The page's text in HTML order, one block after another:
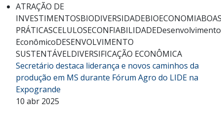
ATRAÇÃO DE
INVESTIMENTOSBIODIVERSIDADEBIOECONOMIA
PRÁTICASCELULOSECONFIABILIDADEDesenvolvimento
EconômicoDESENVOLVIMENTO
SUSTENTÁVELDIVERSIFICAÇÃO ECONÔMICA
Secretário destaca liderança e novos caminhos da
produção em MS durante Fórum Agro do LIDE na
Expogrande
10 abr 2025